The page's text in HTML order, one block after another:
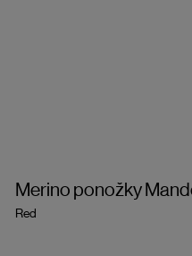
Merino ponožky
Red